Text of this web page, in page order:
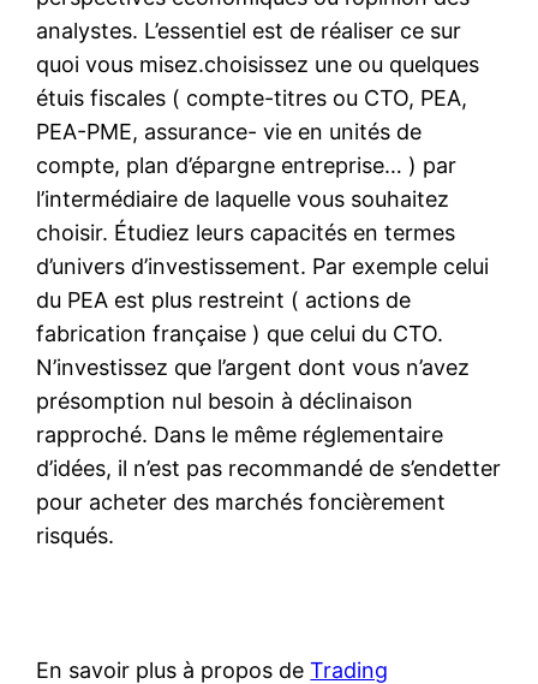
analystes. L’essentiel est de réaliser ce sur
quoi vous misez.choisissez une ou quelques
étuis fiscales ( compte-titres ou CTO, PEA,
PEA-PME, assurance- vie en unités de
compte, plan d’épargne entreprise… ) par
l’intermédiaire de laquelle vous souhaitez
choisir. Étudiez leurs capacités en termes
d’univers d’investissement. Par exemple celui
du PEA est plus restreint ( actions de
fabrication française ) que celui du CTO.
N’investissez que l’argent dont vous n’avez
présomption nul besoin à déclinaison
rapproché. Dans le même réglementaire
d’idées, il n’est pas recommandé de s’endetter
pour acheter des marchés foncièrement
risqués.
En savoir plus à propos deTrading